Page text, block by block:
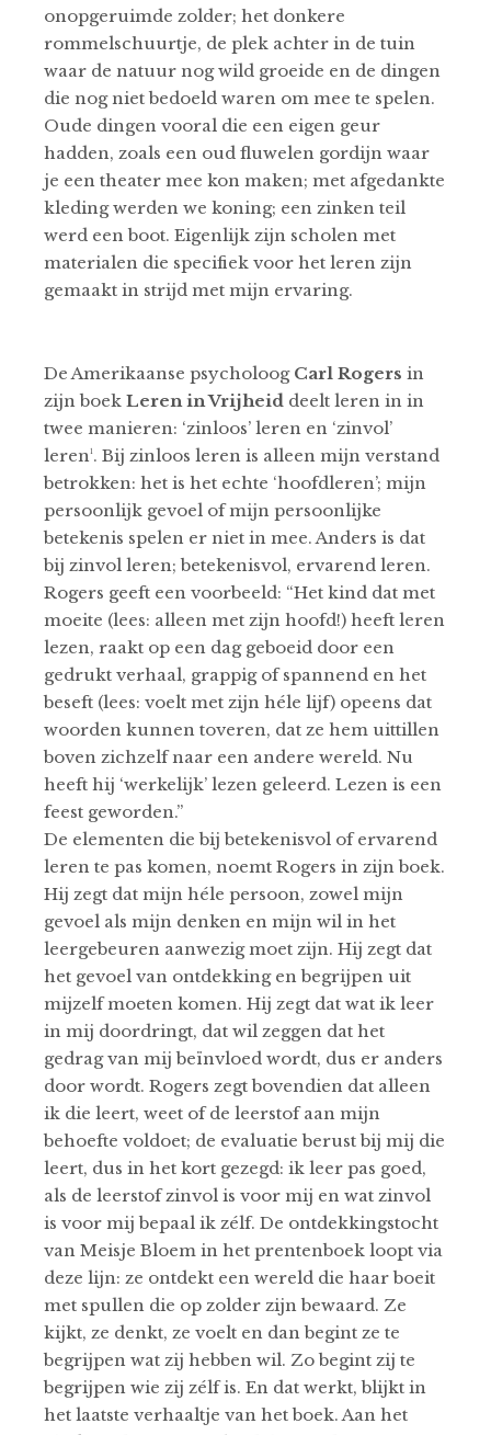
onopgeruimde zolder; het donkere
rommelschuurtje, de plek achter in de tuin
waar de natuur nog wild groeide en de dingen
die nog niet bedoeld waren om mee te spelen.
Oude dingen vooral die een eigen geur
hadden, zoals een oud fluwelen gordijn waar
je een theater mee kon maken; met afgedankte
kleding werden we koning; een zinken teil
werd een boot. Eigenlijk zijn scholen met
materialen die specifiek voor het leren zijn
gemaakt in strijd met mijn ervaring.
De Amerikaanse psycholoog Carl Rogers in
zijn boek Leren in Vrijheid deelt leren in in
twee manieren: ‘zinloos’ leren en ‘zinvol’
leren¹. Bij zinloos leren is alleen mijn verstand
betrokken: het is het echte ‘hoofdleren’; mijn
persoonlijk gevoel of mijn persoonlijke
betekenis spelen er niet in mee. Anders is dat
bij zinvol leren; betekenisvol, ervarend leren.
Rogers geeft een voorbeeld: “Het kind dat met
moeite (lees: alleen met zijn hoofd!) heeft leren
lezen, raakt op een dag geboeid door een
gedrukt verhaal, grappig of spannend en het
beseft (lees: voelt met zijn héle lijf) opeens dat
woorden kunnen toveren, dat ze hem uittillen
boven zichzelf naar een andere wereld. Nu
heeft hij ‘werkelijk’ lezen geleerd. Lezen is een
feest geworden.”
De elementen die bij betekenisvol of ervarend
leren te pas komen, noemt Rogers in zijn boek.
Hij zegt dat mijn héle persoon, zowel mijn
gevoel als mijn denken en mijn wil in het
leergebeuren aanwezig moet zijn. Hij zegt dat
het gevoel van ontdekking en begrijpen uit
mijzelf moeten komen. Hij zegt dat wat ik leer
in mij doordringt, dat wil zeggen dat het
gedrag van mij beïnvloed wordt, dus er anders
door wordt. Rogers zegt bovendien dat alleen
ik die leert, weet of de leerstof aan mijn
behoefte voldoet; de evaluatie berust bij mij die
leert, dus in het kort gezegd: ik leer pas goed,
als de leerstof zinvol is voor mij en wat zinvol
is voor mij bepaal ik zélf. De ontdekkingstocht
van Meisje Bloem in het prentenboek loopt via
deze lijn: ze ontdekt een wereld die haar boeit
met spullen die op zolder zijn bewaard. Ze
kijkt, ze denkt, ze voelt en dan begint ze te
begrijpen wat zij hebben wil. Zo begint zij te
begrijpen wie zij zélf is. En dat werkt, blijkt in
het laatste verhaaltje van het boek. Aan het